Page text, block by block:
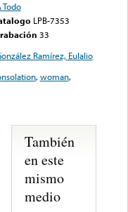
Todo
LPB-7353
33
Ramírez, Eulalio
,woman,
También
en este
mismo
medio